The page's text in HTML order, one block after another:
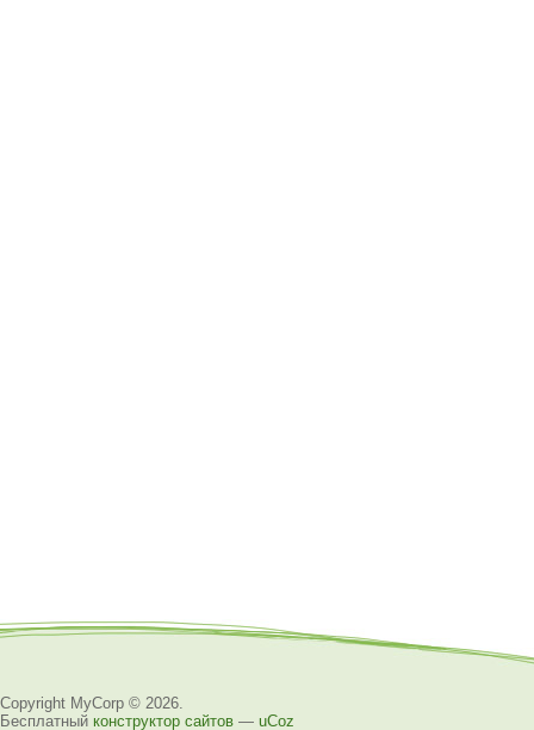
Copyright MyCorp © 2026
Бесплатный конструктор сайтов — uCoz